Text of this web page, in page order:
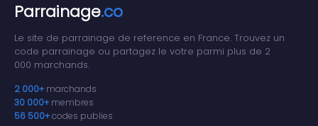
Parrainage.co
Le site de parrainage de reference en France. Trouvez un
code parrainage ou partagez le votre parmi plus de 2
000 marchands.
2 000+ marchands
30 000+ membres
56 500+codes publies